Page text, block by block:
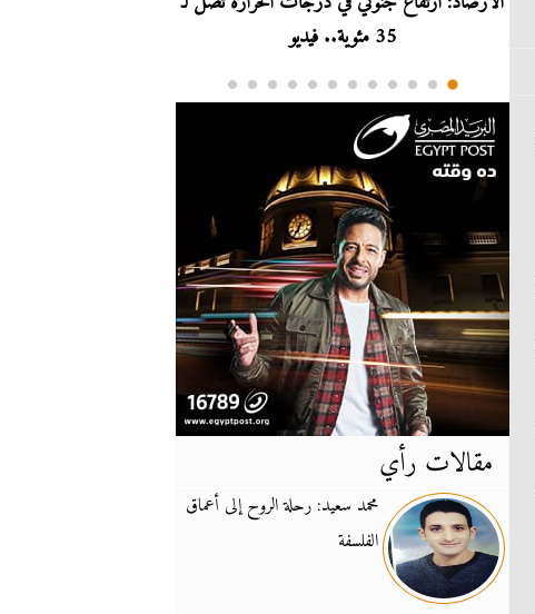
35 مئوية.. فيديو
مقالات رأي
محمد سعيد: رحلة الروح إلى أعماق
الفلسفة